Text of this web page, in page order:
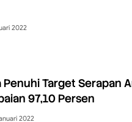
2022
Penuhi Target Serapan
97,10 Persen
2022